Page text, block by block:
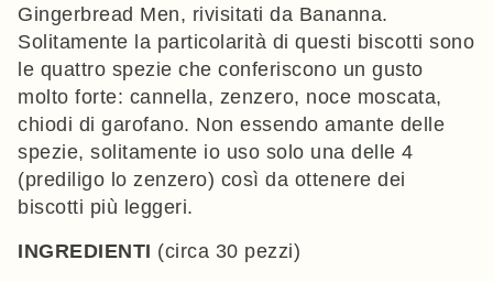
Gingerbread Men, rivisitati da Bananna.
Solitamente la particolarità di questi biscotti sono
le quattro spezie che conferiscono un gusto
molto forte: cannella, zenzero, noce moscata,
chiodi di garofano. Non essendo amante delle
spezie, solitamente io uso solo una delle 4
(prediligo lo zenzero) così da ottenere dei
biscotti più leggeri.
INGREDIENTI (circa 30 pezzi)